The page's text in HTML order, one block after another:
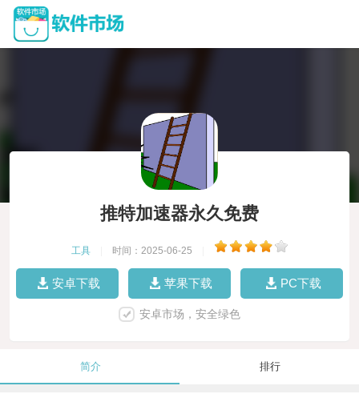
推特加速器永久免费
工具 时间：2025-06-25
安卓下载 苹果下载 PC下载
安卓市场，安全绿色
简介 排行